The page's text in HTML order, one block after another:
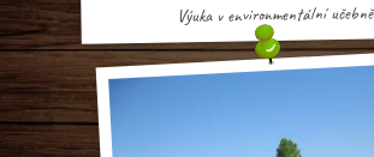
Výuka v environmentální učebně